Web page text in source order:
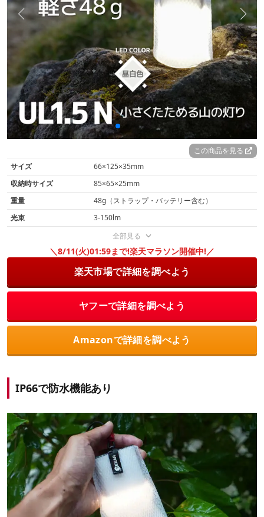
この商品を見る
サイズ
66×125×35mm
収納時サイズ
85×65×25mm
重量
48g（ストラップ・バッテリー含む）
光束
3-150lm
全部見る
＼8/11(火)01:59まで!楽天マラソン開催中!／
楽天市場で詳細を調べよう
ヤフーで詳細を調べよう
Amazonで詳細を調べよう
IP66で防水機能あり